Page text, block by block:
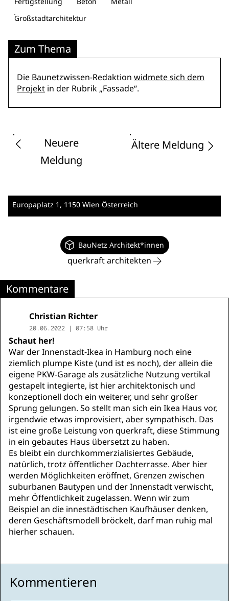
Großstadtarchitektur
Zum Thema
Die Baunetzwissen-Redaktion widmete sich dem
Projekt in der Rubrik „Fassade“.
Neuere
Meldung
Ältere Meldung
Europaplatz 1 , 1150 Wien Österreich
BauNetz Architekt*innen
querkraft architekten
Kommentare
Christian Richter
20.06.2022 | 07:58 Uhr
Schaut her!
War der Innenstadt-Ikea in Hamburg noch eine
ziemlich plumpe Kiste (und ist es noch), der allein die
eigene PKW-Garage als zusätzliche Nutzung vertikal
gestapelt integierte, ist hier architektonisch und
konzeptionell doch ein weiterer, und sehr großer
Sprung gelungen. So stellt man sich ein Ikea Haus vor,
irgendwie etwas improvisiert, aber sympathisch. Das
ist eine große Leistung von querkraft, diese Stimmung
in ein gebautes Haus übersetzt zu haben.
Es bleibt ein durchkommerzialisiertes Gebäude,
natürlich, trotz öffentlicher Dachterrasse. Aber hier
werden Möglichkeiten eröffnet, Grenzen zwischen
suburbanen Bautypen und der Innenstadt verwischt,
mehr Öffentlichkeit zugelassen. Wenn wir zum
Beispiel an die innestädtischen Kaufhäuser denken,
deren Geschäftsmodell bröckelt, darf man ruhig mal
hierher schauen.
Kommentieren